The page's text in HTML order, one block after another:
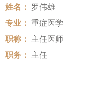
姓名： 罗伟雄
专业： 重症医学
职称： 主任医师
职务： 主任